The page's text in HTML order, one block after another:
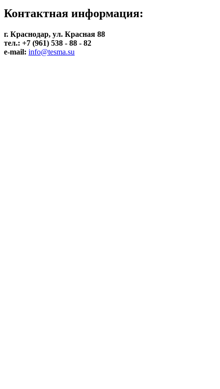
Контактная информация:
г. Краснодар, ул. Красная 88
тел.: +7 (961) 538 - 88 - 82
e-mail: info@tesma.su